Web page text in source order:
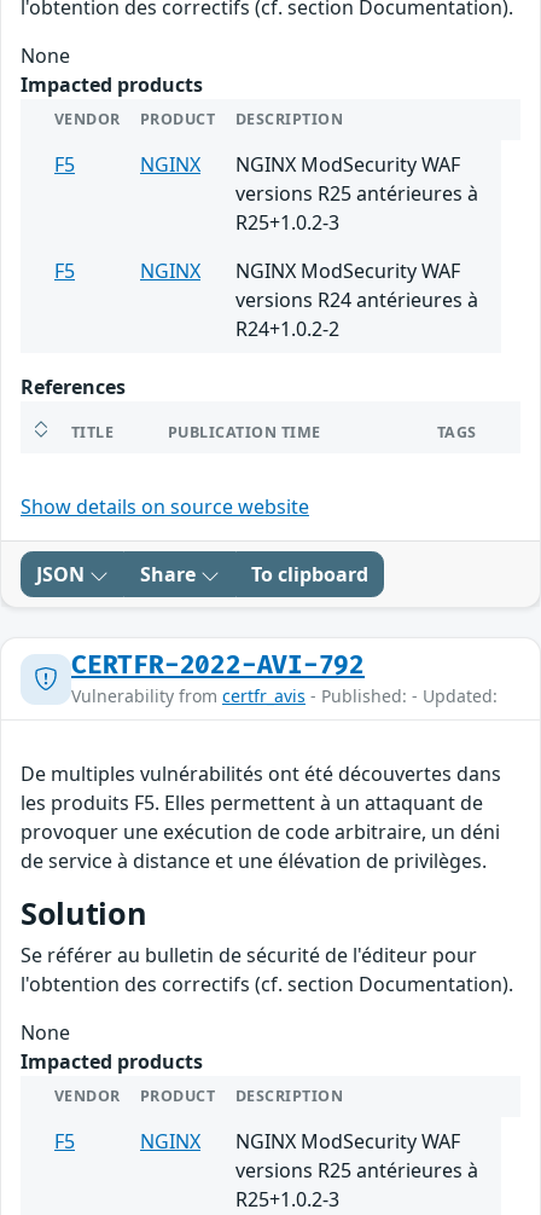
l'obtention des correctifs (cf. section Documentation).
None
Impacted products
VENDOR PRODUCT DESCRIPTION
F5 NGINX
NGINX ModSecurity WAF
versions R25 antérieures à
R25+1.0.2-3
F5
NGINX
NGINX ModSecurity WAF
versions R24 antérieures à
R24+1.0.2-2
References
TITLE PUBLICATION TIME TAGS
Show details on source website
JSON Share To clipboard
CERTFR-2022-AVI-792
Vulnerability from certfr_avis - Published: - Updated:
De multiples vulnérabilités ont été découvertes dans
les produits F5. Elles permettent à un attaquant de
provoquer une exécution de code arbitraire, un déni
de service à distance et une élévation de privilèges.
Solution
Se référer au bulletin de sécurité de l'éditeur pour
l'obtention des correctifs (cf. section Documentation).
None
Impacted products
VENDOR PRODUCT DESCRIPTION
F5 NGINX
NGINX ModSecurity WAF
versions R25 antérieures à
R25+1.0.2-3